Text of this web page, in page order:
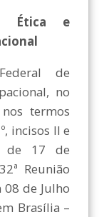
Ética e
de
no
termos
incisos II e
de 17 de
Reunião
de Julho
Brasília –